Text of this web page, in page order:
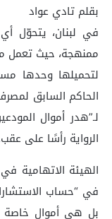
بقلم تادي عواد
في لبنان، يتحوّل
ممنهجة، حيث تعمل
لتحميلها وحدها
الحاكم السابق
لـ”هدر أموال
الرواية رأسًا على
الهيئة الاتهامية
في “حساب
بل هي أموال خاصة